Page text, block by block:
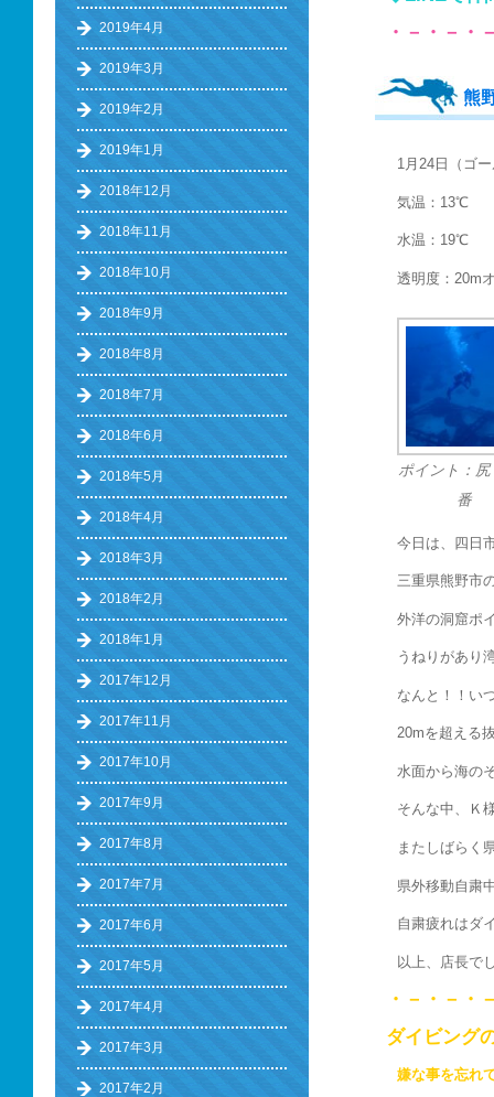
・－・－・
熊
1月24日（ゴ
気温：13℃
水温：19℃
透明度：20m
ポイント：
番
今日は、四日
三重県熊野市
外洋の洞窟ポ
うねりがあり
なんと！！い
20mを超える
水面から海の
そんな中、Ｋ
またしばらく
県外移動自粛
自粛疲れはダ
以上、店長で
・－・－・
ダイビング
嫌な事を忘れ
2019年4月
2019年3月
2019年2月
2019年1月
2018年12月
2018年11月
2018年10月
2018年9月
2018年8月
2018年7月
2018年6月
2018年5月
2018年4月
2018年3月
2018年2月
2018年1月
2017年12月
2017年11月
2017年10月
2017年9月
2017年8月
2017年7月
2017年6月
2017年5月
2017年4月
2017年3月
2017年2月